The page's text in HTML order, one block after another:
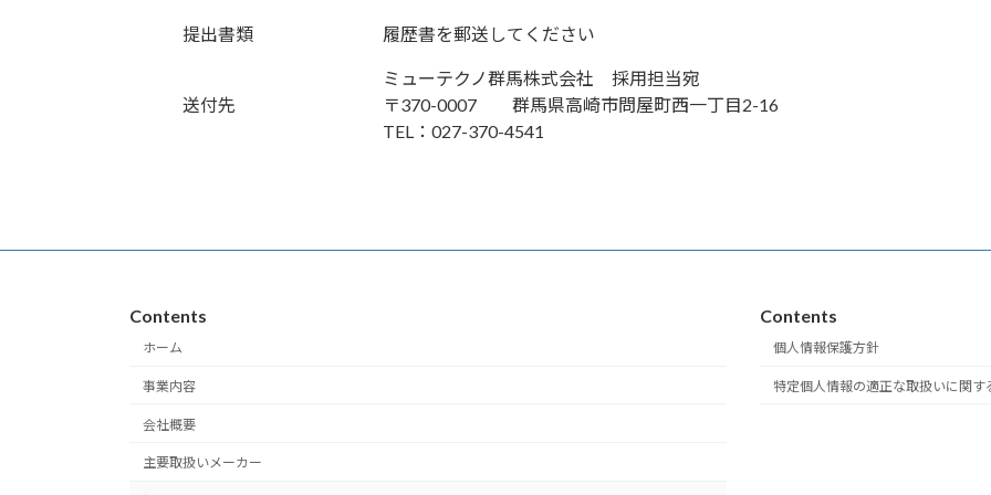
提出書類 履歴書を郵送してください
送付先
ミューテクノ群馬株式会社 採用担当宛
〒370-0007 群馬県高崎市問屋町西一丁目2-16
TEL：027-370-4541
Contents
ホーム
事業内容
会社概要
主要取扱いメーカー
Contents
個人情報保護方針
特定個人情報の適正な取扱いに関す